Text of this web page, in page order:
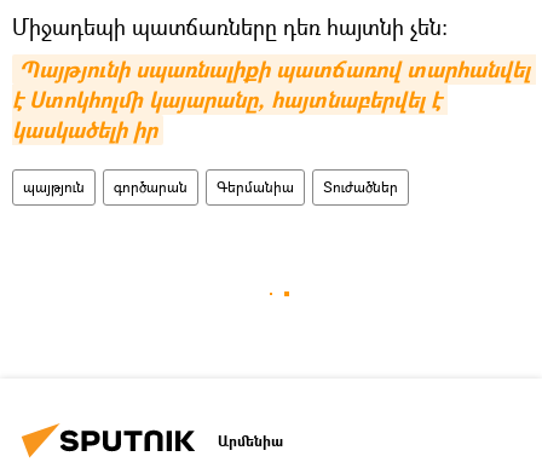
Միջադեպի պատճառները դեռ հայտնի չեն:
Պայթյունի սպառնալիքի պատճառով տարհանվել
է Ստոկհոլմի կայարանը, հայտնաբերվել է
կասկածելի իր
պայթյուն գործարան Գերմանիա Տուժածներ
Արմենիա